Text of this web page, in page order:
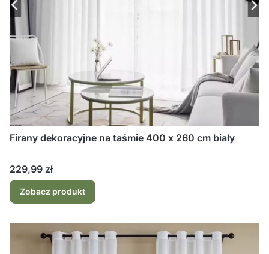
Firany dekoracyjne na taśmie 400 x 260 cm biały
Cena
229,99 zł
Zobacz produkt